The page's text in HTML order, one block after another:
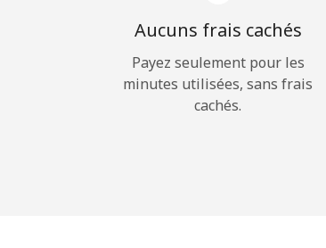
Aucuns frais cachés
Payez seulement pour les
minutes utilisées, sans frais
cachés.